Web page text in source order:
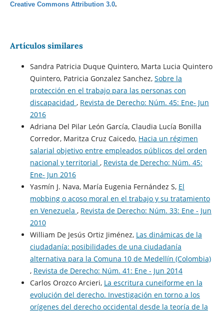
Creative Commons Attribution 3.0.
Artículos similares
Sandra Patricia Duque Quintero, Marta Lucia Quintero
Quintero, Patricia Gonzalez Sanchez, Sobre la
protección en el trabajo para las personas con
discapacidad , Revista de Derecho: Núm. 45: Ene- Jun
2016
Adriana Del Pilar León García, Claudia Lucía Bonilla
Corredor, Maritza Cruz Caicedo, Hacia un régimen
salarial objetivo entre empleados públicos del orden
nacional y territorial , Revista de Derecho: Núm. 45:
Ene- Jun 2016
Yasmín J. Nava, María Eugenia Fernández S, El
mobbing o acoso moral en el trabajo y su tratamiento
en Venezuela , Revista de Derecho: Núm. 33: Ene - Jun
2010
William De Jesús Ortiz Jiménez, Las dinámicas de la
ciudadanía: posibilidades de una ciudadanía
alternativa para la Comuna 10 de Medellín (Colombia)
, Revista de Derecho: Núm. 41: Ene - Jun 2014
Carlos Orozco Arcieri, La escritura cuneiforme en la
evolución del derecho. Investigación en torno a los
orígenes del derecho occidental desde la teoría de la